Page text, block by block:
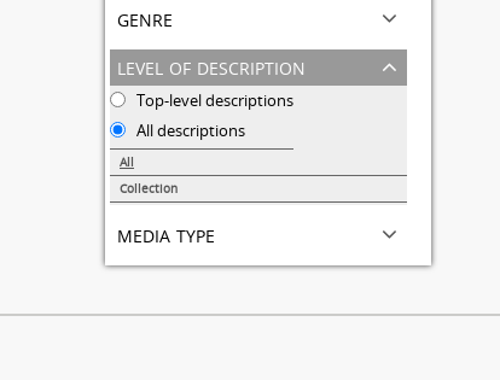
genre
level of description
Top-level descriptions
All descriptions
All
Collection
media type